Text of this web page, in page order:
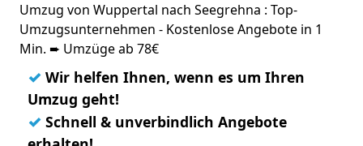
Umzug von Wuppertal nach Seegrehna : Top-
Umzugsunternehmen - Kostenlose Angebote in 1
Min. ➨ Umzüge ab 78€
✓ Wir helfen Ihnen, wenn es um Ihren
Umzug geht!
✓ Schnell & unverbindlich Angebote